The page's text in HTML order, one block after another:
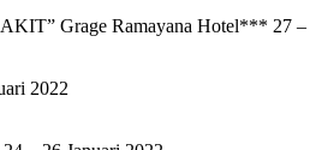
Grage Ramayana Hotel*** 27 –
2022